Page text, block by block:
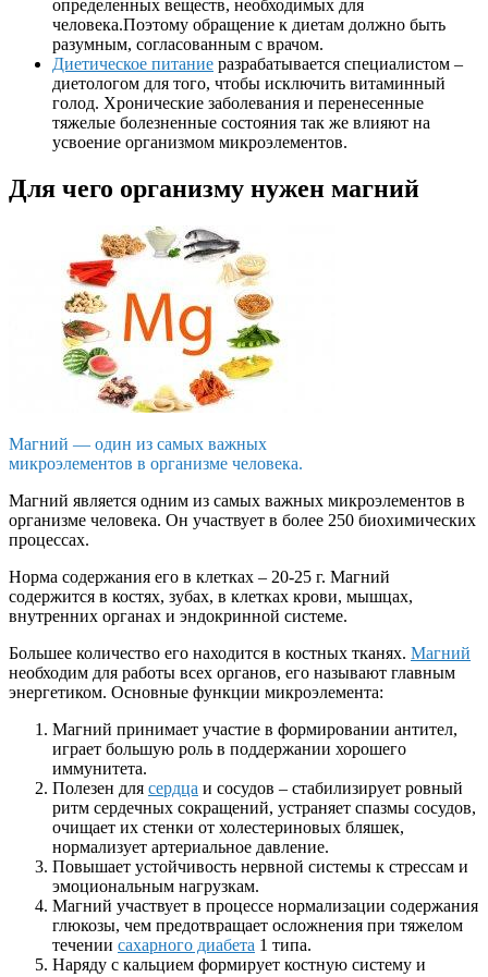
определенных веществ, необходимых для
человека.Поэтому обращение к диетам должно быть
разумным, согласованным с врачом.
Диетическое питание разрабатывается специалистом –
диетологом для того, чтобы исключить витаминный
голод. Хронические заболевания и перенесенные
тяжелые болезненные состояния так же влияют на
усвоение организмом микроэлементов.
Для чего организму нужен магний
Магний — один из самых важных
микроэлементов в организме человека.
Магний является одним из самых важных микроэлементов в
организме человека. Он участвует в более 250 биохимических
процессах.
Норма содержания его в клетках – 20-25 г. Магний
содержится в костях, зубах, в клетках крови, мышцах,
внутренних органах и эндокринной системе.
Большее количество его находится в костных тканях. Магний
необходим для работы всех органов, его называют главным
энергетиком. Основные функции микроэлемента:
Магний принимает участие в формировании антител,
играет большую роль в поддержании хорошего
иммунитета.
Полезен для сердца и сосудов – стабилизирует ровный
ритм сердечных сокращений, устраняет спазмы сосудов,
очищает их стенки от холестериновых бляшек,
нормализует артериальное давление.
Повышает устойчивость нервной системы к стрессам и
эмоциональным нагрузкам.
Магний участвует в процессе нормализации содержания
глюкозы, чем предотвращает осложнения при тяжелом
течении сахарного диабета 1 типа.
Наряду с кальцием формирует костную систему и